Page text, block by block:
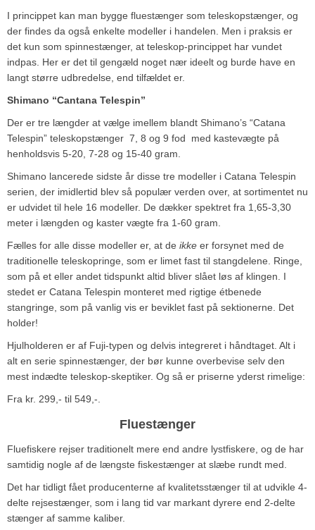
I princippet kan man bygge fluestænger som teleskopstænger, og
der findes da også enkelte modeller i handelen. Men i praksis er
det kun som spinnestænger, at teleskop-princippet har vundet
indpas. Her er det til gengæld noget nær ideelt og burde have en
langt større udbredelse, end tilfældet er.
Shimano “Cantana Telespin”
Der er tre længder at vælge imellem blandt Shimano’s “Catana
Telespin” teleskopstænger ­ 7, 8 og 9 fod ­ med kastevægte på
henholdsvis 5-20, 7-28 og 15-40 gram.
Shimano lancerede sidste år disse tre modeller i Catana Telespin
serien, der imidlertid blev så populær verden over, at sortimentet nu
er udvidet til hele 16 modeller. De dækker spektret fra 1,65-3,30
meter i længden og kaster vægte fra 1-60 gram.
Fælles for alle disse modeller er, at de ikke er forsynet med de
traditionelle teleskopringe, som er limet fast til stangdelene. Ringe,
som på et eller andet tidspunkt altid bliver slået løs af klingen. I
stedet er Catana Telespin monteret med rigtige étbenede
stangringe, som på vanlig vis er beviklet fast på sektionerne. Det
holder!
Hjulholderen er af Fuji-typen og delvis integreret i håndtaget. Alt i
alt en serie spinnestænger, der bør kunne overbevise selv den
mest indædte teleskop-skeptiker. Og så er priserne yderst rimelige:
Fra kr. 299,- til 549,-.
Fluestænger
Fluefiskere rejser traditionelt mere end andre lystfiskere, og de har
samtidig nogle af de længste fiskestænger at slæbe rundt med.
Det har tidligt fået producenterne af kvalitetsstænger til at udvikle 4-
delte rejsestænger, som i lang tid var markant dyrere end 2-delte
stænger af samme kaliber.